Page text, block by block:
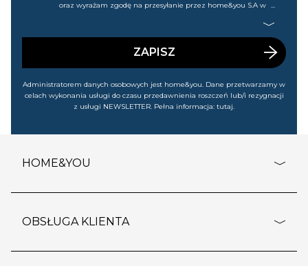
oraz wyrażam zgodę na przesyłanie przez home&you S.A w
wyprzedażach). Wiem, że mogę tę zgodę w każdej chwili
ZAPISZ
Administratorem danych osobowych jest home&you. Dane przetwarzamy w
celach wykonania usługi do czasu przedawnienia roszczeń lub/i rezygnacji
z usługi NEWSLETTER. Pełna informacja: tutaj.
HOME&YOU
o firmie
OBSŁUGA KLIENTA